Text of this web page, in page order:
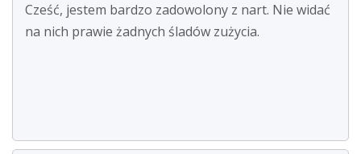
Cześć, jestem bardzo zadowolony z nart. Nie widać
na nich prawie żadnych śladów zużycia.